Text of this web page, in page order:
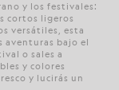
y los festivales:
cortos ligeros
versátiles, esta
aventuras bajo el
o sales a
y colores
y lucirás un